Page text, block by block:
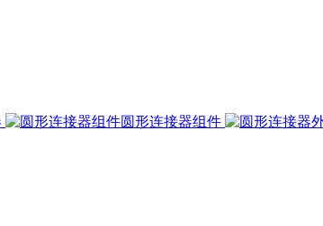
圆形连接器组件